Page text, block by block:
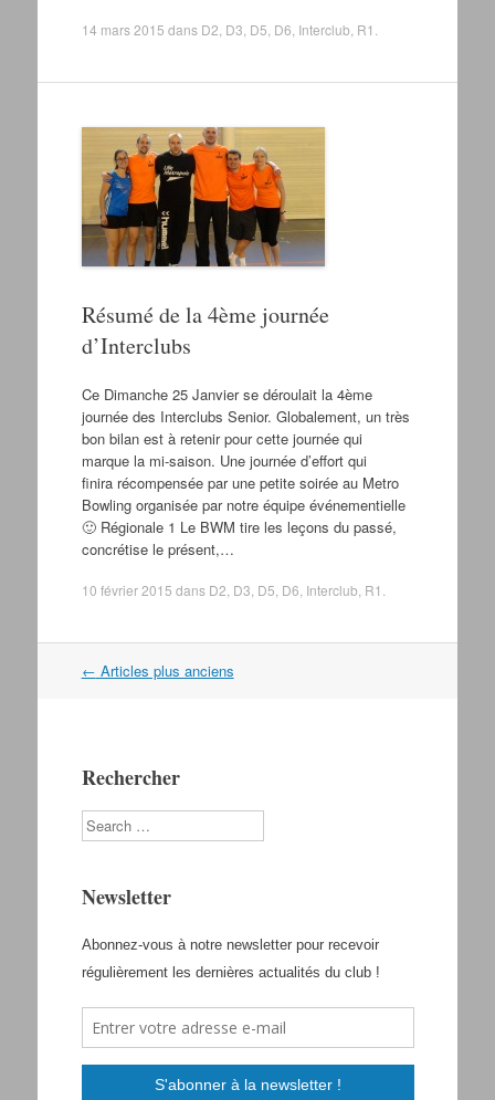
14 mars 2015 dans D2 D3 D5 D6 Interclub R1
Résumé de la 4ème journée
d’Interclubs
Ce Dimanche 25 Janvier se déroulait la 4ème
journée des Interclubs Senior. Globalement, un très
bon bilan est à retenir pour cette journée qui
marque la mi-saison. Une journée d’effort qui
finira récompensée par une petite soirée au Metro
Bowling organisée par notre équipe événementielle
🙂 Régionale 1 Le BWM tire les leçons du passé,
concrétise le présent,…
10 février 2015 dans D2 D3 D5 D6 Interclub R1
Navigation dans les articles
← Articles plus anciens
Rechercher
Search
Newsletter